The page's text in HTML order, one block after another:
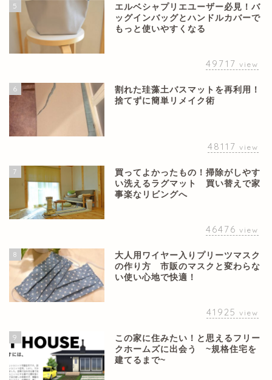
5
エルベシャプリエユーザー必見！バ
ッグインバッグとハンドルカバーで
もっと使いやすくなる
49717 view
6
割れた珪藻土バスマットを再利用！
捨てずに簡単リメイク術
48117 view
7
買ってよかったもの！掃除がしやす
い洗えるラグマット 買い替えで家
事楽なリビングへ
46476 view
8
大人用ワイヤー入りプリーツマスク
の作り方 市販のマスクと変わらな
い使い心地で快適！
41925 view
9
この家に住みたい！と思えるフリー
クホームズに出会う ~規格住宅を
建てるまで~